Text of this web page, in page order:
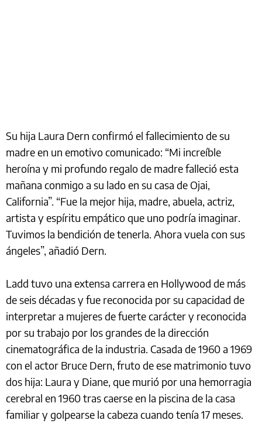
Su hija Laura Dern confirmó el fallecimiento de su
madre en un emotivo comunicado: “Mi increíble
heroína y mi profundo regalo de madre falleció esta
mañana conmigo a su lado en su casa de Ojai,
California”. “Fue la mejor hija, madre, abuela, actriz,
artista y espíritu empático que uno podría imaginar.
Tuvimos la bendición de tenerla. Ahora vuela con sus
ángeles”, añadió Dern.
Ladd tuvo una extensa carrera en Hollywood de más
de seis décadas y fue reconocida por su capacidad de
interpretar a mujeres de fuerte carácter y reconocida
por su trabajo por los grandes de la dirección
cinematográfica de la industria. Casada de 1960 a 1969
con el actor Bruce Dern, fruto de ese matrimonio tuvo
dos hija: Laura y Diane, que murió por una hemorragia
cerebral en 1960 tras caerse en la piscina de la casa
familiar y golpearse la cabeza cuando tenía 17 meses.